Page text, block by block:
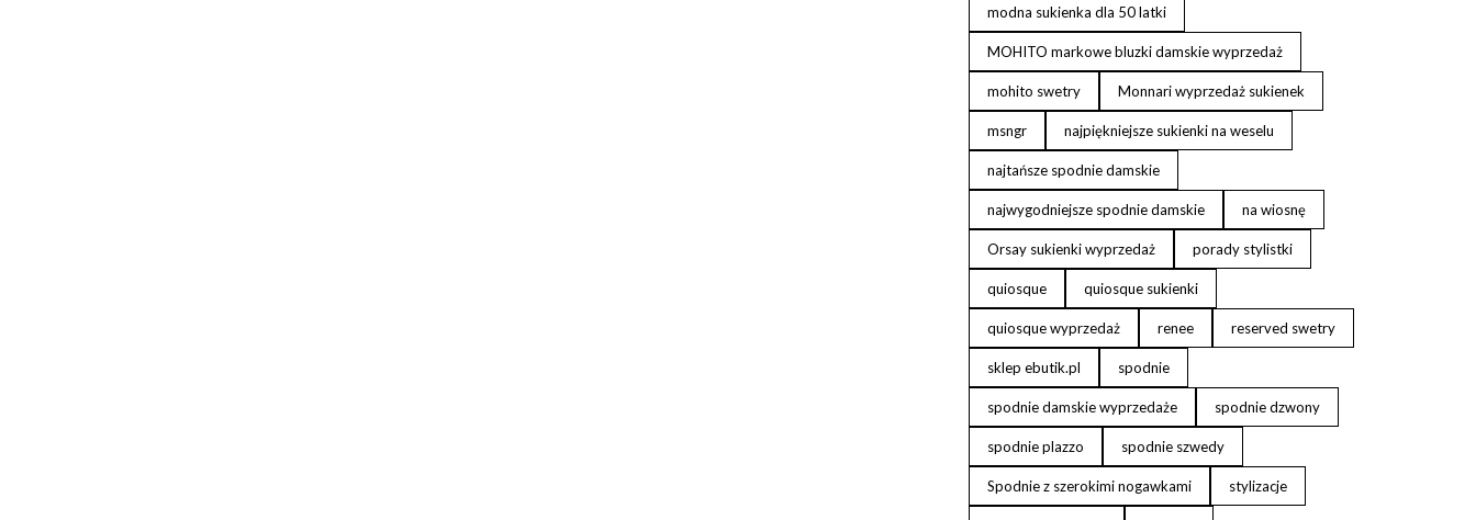
modna sukienka dla 50 latki
MOHITO markowe bluzki damskie wyprzedaż
mohito swetry Monnari wyprzedaż sukienek
msngr najpiękniejsze sukienki na weselu
najtańsze spodnie damskie
najwygodniejsze spodnie damskie na wiosnę
Orsay sukienki wyprzedaż porady stylistki
quiosque quiosque sukienki
quiosque wyprzedaż renee reserved swetry
sklep ebutik.pl spodnie
spodnie damskie wyprzedaże spodnie dzwony
spodnie plazzo spodnie szwedy
Spodnie z szerokimi nogawkami stylizacje